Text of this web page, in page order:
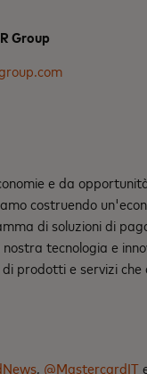
Group
e da
costruendo
di soluzioni di
nostra tecnologia e
prodotti e servizi
, @MastercardIT